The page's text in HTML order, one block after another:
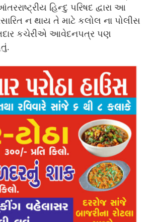
હિન્દુ પરિષદ દ્વારા આ
ન થાય તે માટે કલોલ ના પોલીસ
કચેરીએ આવેદનપત્ર પણ